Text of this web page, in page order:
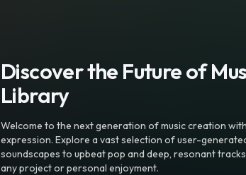
Discover the Future of
Library
Welcome to the next generation of music creation
expression. Explore a vast selection of user-
soundscapes to upbeat pop and deep, resonant
any project or personal enjoyment.